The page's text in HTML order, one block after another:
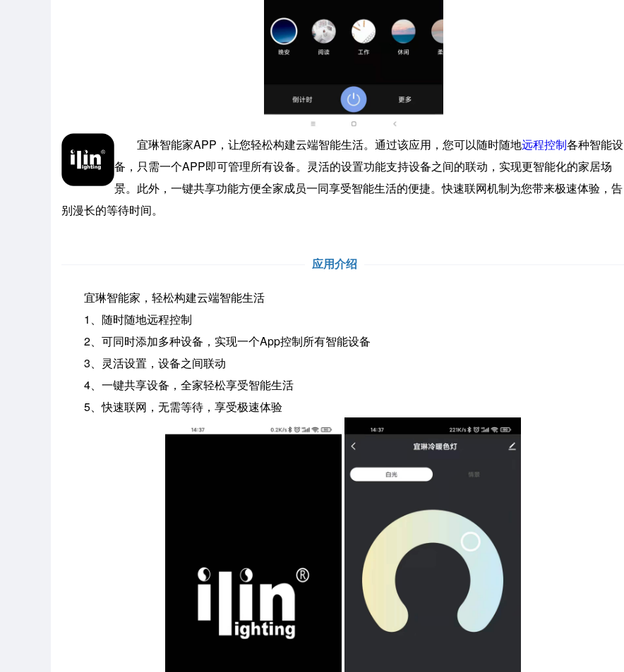
宜琳智能家APP，让您轻松构建云端智能生活。通过该应用，您可以随时随地远程控制各种智能设
备，只需一个APP即可管理所有设备。灵活的设置功能支持设备之间的联动，实现更智能化的家居场
景。此外，一键共享功能方便全家成员一同享受智能生活的便捷。快速联网机制为您带来极速体验，告
别漫长的等待时间。
应用介绍
宜琳智能家，轻松构建云端智能生活
1、随时随地远程控制
2、可同时添加多种设备，实现一个App控制所有智能设备
3、灵活设置，设备之间联动
4、一键共享设备，全家轻松享受智能生活
5、快速联网，无需等待，享受极速体验